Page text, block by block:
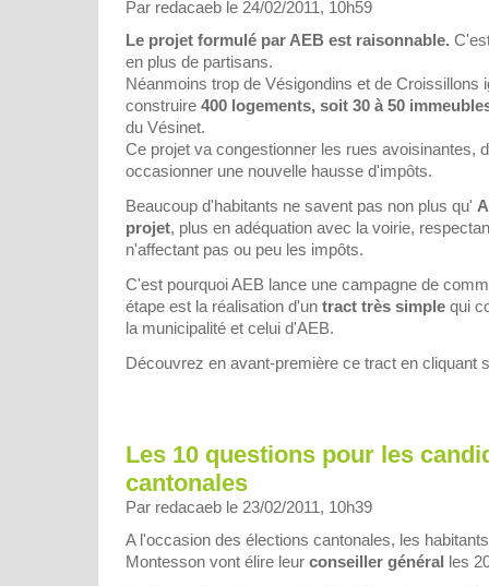
Par redacaeb le 24/02/2011, 10h59
Le projet formulé par AEB est raisonnable.
en plus de partisans.
Néanmoins trop de Vésigondins et de Croissillons
construire 400 logements, soit 30 à 50
du Vésinet.
Ce projet va congestionner les rues avoisinantes,
occasionner une nouvelle hausse d'impôts.
Beaucoup d'habitants ne savent pas non plus qu'
projet, plus en adéquation avec la voirie,
n'affectant pas ou peu les impôts.
C'est pourquoi AEB lance une campagne de
étape est la réalisation d'un tract très simple qui
la municipalité et celui d'AEB.
Découvrez en avant-première ce tract en cliquant
Les 10 questions pour les
cantonales
Par redacaeb le 23/02/2011, 10h39
A l'occasion des élections cantonales, les
Montesson vont élire leur conseiller général les